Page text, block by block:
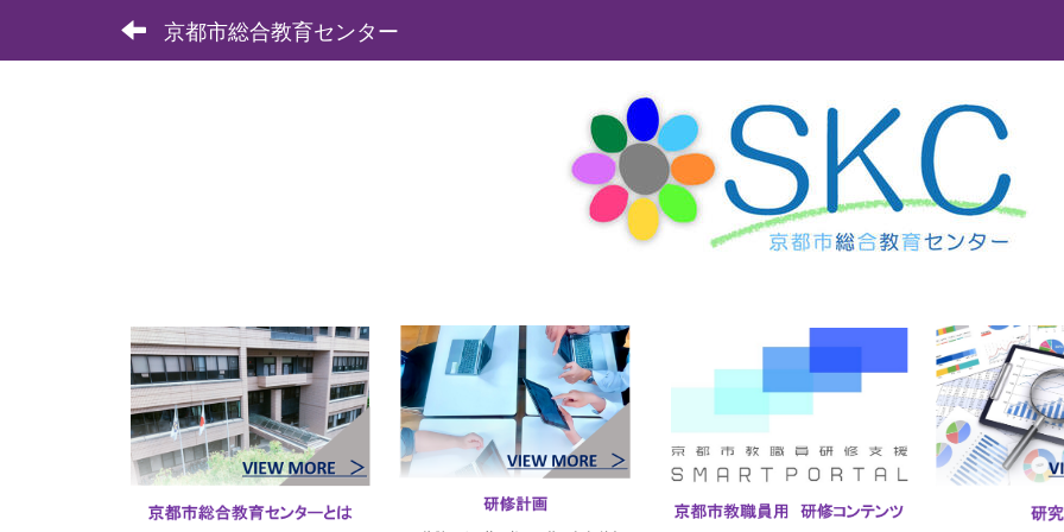
京都市総合教育センター